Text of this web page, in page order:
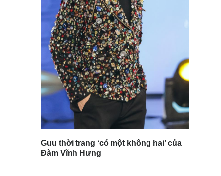
Guu thời trang ‘có một không hai’ của
Đàm Vĩnh Hưng